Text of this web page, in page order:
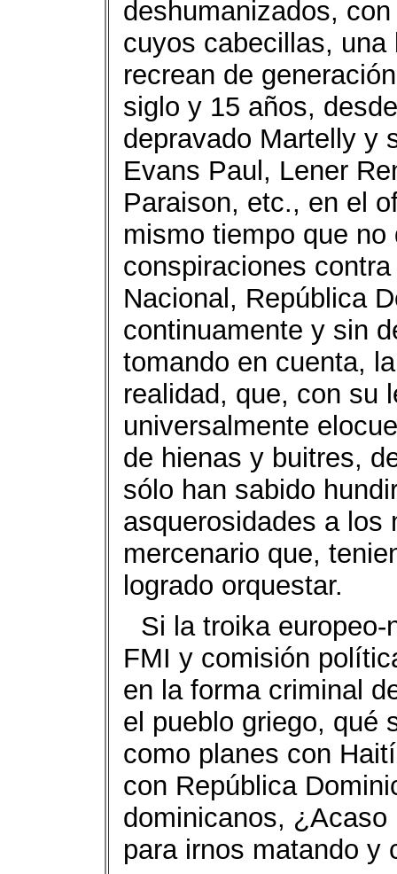
deshumanizados,
cuyos cabecillas,
recrean de
siglo y 15 años,
depravado Martelly y
Evans Paul, Lener
Paraison, etc., en el
mismo tiempo que
conspiraciones
Nacional, República
continuamente y sin
tomando en cuenta,
realidad, que, con su
universalmente
de hienas y buitres,
sólo han sabido
asquerosidades a los
mercenario que,
logrado orquestar.
Si la troika
FMI y comisión
en la forma criminal
el pueblo griego, qué
como planes con
con República
dominicanos,
para irnos matando y